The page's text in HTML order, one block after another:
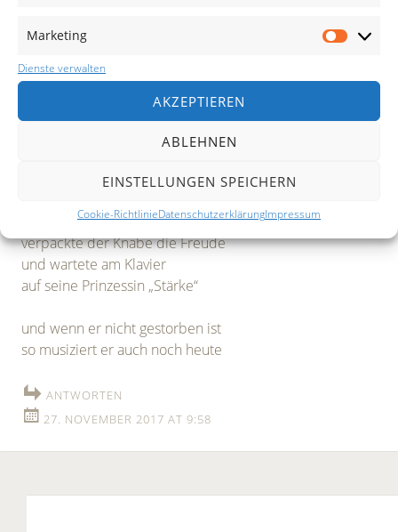
Marketing
Dienste verwalten
AKZEPTIEREN
ABLEHNEN
EINSTELLUNGEN SPEICHERN
Cookie-RichtlinieDatenschutzerklärungImpressum
doch eines Tages
ganz mutig und entschlossen
er wurde wieder kleiner
mit einem großen Irrtum
einsamer als zuvor
verpackte der Knabe die Freude
und wartete am Klavier
auf seine Prinzessin „Stärke“
und wenn er nicht gestorben ist
so musiziert er auch noch heute
ANTWORTEN
27. NOVEMBER 2017 AT 9:58